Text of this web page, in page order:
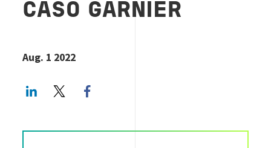
CASO GARNIER
Aug. 1 2022
LinkedInTwitter